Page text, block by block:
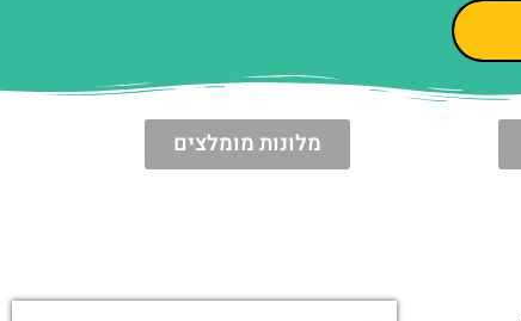
מלונות מומלצים